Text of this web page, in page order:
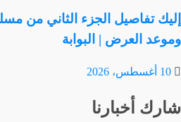
إليك تفاصيل الجزء الثاني من
وموعد العرض | البوابة
10 أغسطس، 2026
شارك أخبارنا